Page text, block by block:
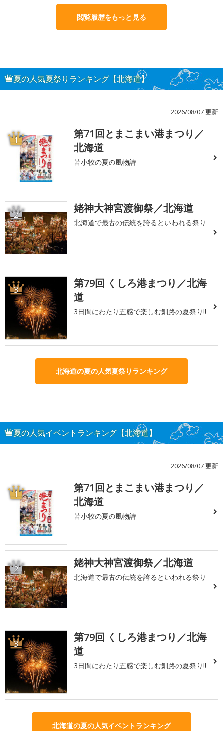
閲覧履歴をもっと見る
夏の人気夏祭りランキング【北海道】
2026/08/07 更新
1
第71回とまこまい港まつり／
北海道
苫小牧の夏の風物詩
2 姥神大神宮渡御祭／北海道
北海道で最古の伝統を誇るといわれる祭り
3
第79回 くしろ港まつり／北海
道
3日間にわたり五感で楽しむ釧路の夏祭り!!
北海道の夏の人気夏祭りランキング
夏の人気イベントランキング【北海道】
2026/08/07 更新
1
第71回とまこまい港まつり／
北海道
苫小牧の夏の風物詩
2 姥神大神宮渡御祭／北海道
北海道で最古の伝統を誇るといわれる祭り
3
第79回 くしろ港まつり／北海
道
3日間にわたり五感で楽しむ釧路の夏祭り!!
北海道の夏の人気イベントランキング